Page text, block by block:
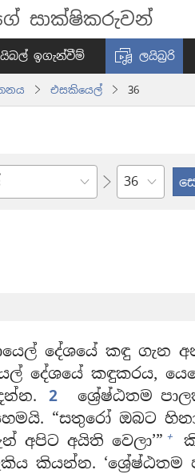
සාක්ෂිකරුවන්
ඉගැන්වීම් ලයිබ්‍රරි
එසකියෙල් 36
පරිච්ඡේදය
දේශයේ කඳු ගැන
දේශයේ කඳුකරය,
2
ශ්‍රේෂ්ඨතම
“සතුරෝ ඔබට
අපිට අයිති වෙලා’” +
කියන්න.